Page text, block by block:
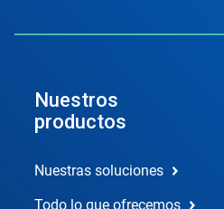
Nuestros
productos
Nuestras soluciones
Todo lo que ofrecemos